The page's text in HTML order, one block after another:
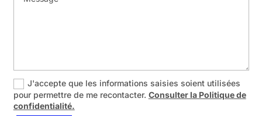
J'accepte que les informations saisies soient utilisées
pour permettre de me recontacter. Consulter la Politique de
confidentialité.